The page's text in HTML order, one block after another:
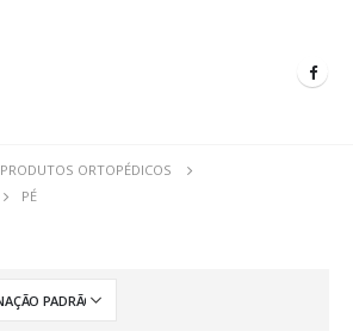
PRODUTOS ORTOPÉDICOS
PÉ